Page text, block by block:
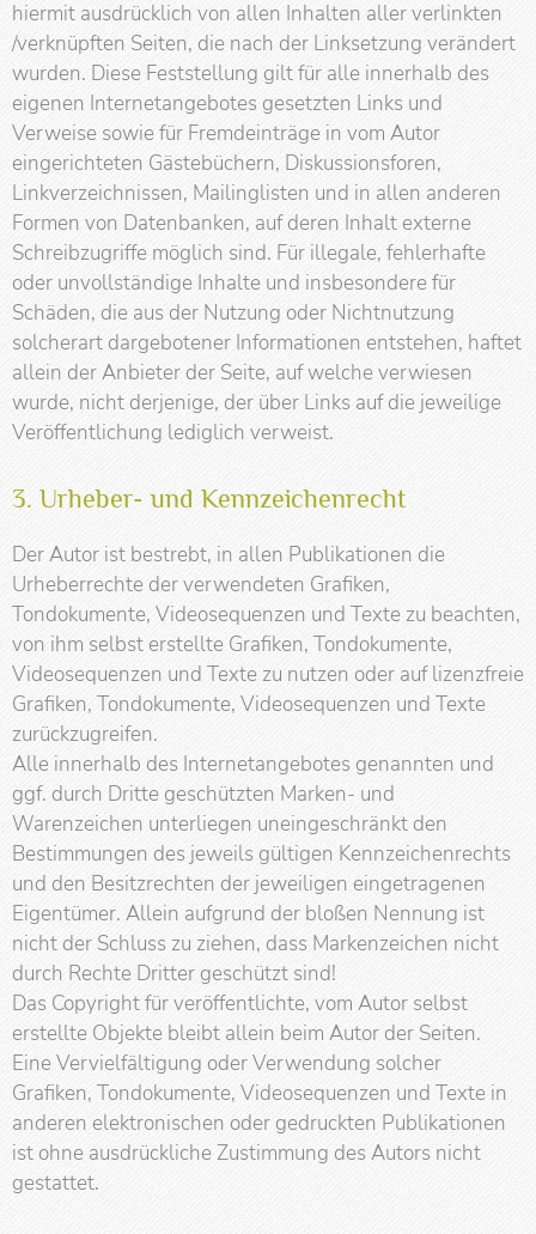
hiermit ausdrücklich von allen Inhalten aller verlinkten
/verknüpften Seiten, die nach der Linksetzung verändert
wurden. Diese Feststellung gilt für alle innerhalb des
eigenen Internetangebotes gesetzten Links und
Verweise sowie für Fremdeinträge in vom Autor
eingerichteten Gästebüchern, Diskussionsforen,
Linkverzeichnissen, Mailinglisten und in allen anderen
Formen von Datenbanken, auf deren Inhalt externe
Schreibzugriffe möglich sind. Für illegale, fehlerhafte
oder unvollständige Inhalte und insbesondere für
Schäden, die aus der Nutzung oder Nichtnutzung
solcherart dargebotener Informationen entstehen, haftet
allein der Anbieter der Seite, auf welche verwiesen
wurde, nicht derjenige, der über Links auf die jeweilige
Veröffentlichung lediglich verweist.
3. Urheber- und Kennzeichenrecht
Der Autor ist bestrebt, in allen Publikationen die
Urheberrechte der verwendeten Grafiken,
Tondokumente, Videosequenzen und Texte zu beachten,
von ihm selbst erstellte Grafiken, Tondokumente,
Videosequenzen und Texte zu nutzen oder auf lizenzfreie
Grafiken, Tondokumente, Videosequenzen und Texte
zurückzugreifen.
Alle innerhalb des Internetangebotes genannten und
ggf. durch Dritte geschützten Marken- und
Warenzeichen unterliegen uneingeschränkt den
Bestimmungen des jeweils gültigen Kennzeichenrechts
und den Besitzrechten der jeweiligen eingetragenen
Eigentümer. Allein aufgrund der bloßen Nennung ist
nicht der Schluss zu ziehen, dass Markenzeichen nicht
durch Rechte Dritter geschützt sind!
Das Copyright für veröffentlichte, vom Autor selbst
erstellte Objekte bleibt allein beim Autor der Seiten.
Eine Vervielfältigung oder Verwendung solcher
Grafiken, Tondokumente, Videosequenzen und Texte in
anderen elektronischen oder gedruckten Publikationen
ist ohne ausdrückliche Zustimmung des Autors nicht
gestattet.